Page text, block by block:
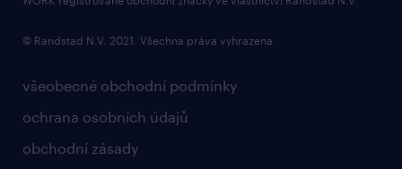
všeobecné obchodní podmínky
ochrana osobních údajů
obchodní zásady
© Randstad N.V. 2021. Všechna práva vyhrazena.